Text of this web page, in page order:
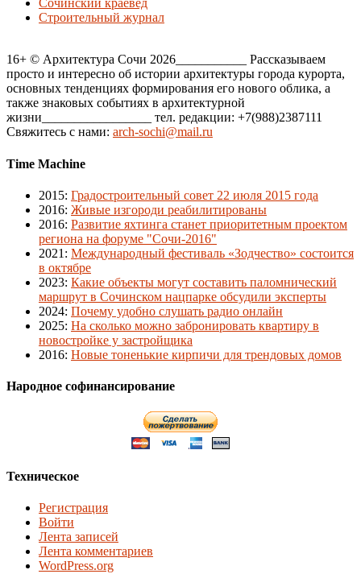
Сочинский краевед
Строительный журнал
16+ © Архитектура Сочи 2026___________ Рассказываем
просто и интересно об истории архитектуры города курорта,
основных тенденциях формирования его нового облика, а
также знаковых событиях в архитектурной
жизни_________________ тел. редакции: +7(988)2387111
Свяжитесь с нами: arch-sochi@mail.ru
Time Machine
2015: Градостроительный совет 22 июля 2015 года
2016: Живые изгороди реабилитированы
2016: Развитие яхтинга станет приоритетным проектом
региона на форуме "Сочи-2016"
2021 : Международный фестиваль «Зодчество» состоится
в октябре
2023: Какие объекты могут составить паломнический
маршрут в Сочинском нацпарке обсудили эксперты
2024: Почему удобно слушать радио онлайн
2025: На сколько можно забронировать квартиру в
новостройке у застройщика
2016: Новые тоненькие кирпичи для трендовых домов
Народное софинансирование
Техническое
Регистрация
Войти
Лента записей
Лента комментариев
WordPress.org